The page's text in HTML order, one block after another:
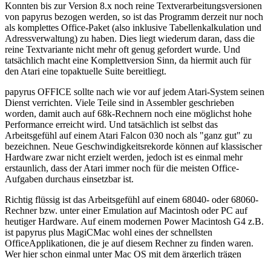
Konnten bis zur Version 8.x noch reine Textverarbeitungsversionen
von papyrus bezogen werden, so ist das Programm derzeit nur noch
als komplettes Office-Paket (also inklusive Tabellenkalkulation und
Adressverwaltung) zu haben. Dies liegt wiederum daran, dass die
reine Textvariante nicht mehr oft genug gefordert wurde. Und
tatsächlich macht eine Komplettversion Sinn, da hiermit auch für
den Atari eine topaktuelle Suite bereitliegt.
papyrus OFFICE sollte nach wie vor auf jedem Atari-System seinen
Dienst verrichten. Viele Teile sind in Assembler geschrieben
worden, damit auch auf 68k-Rechnern noch eine möglichst hohe
Performance erreicht wird. Und tatsächlich ist selbst das
Arbeitsgefühl auf einem Atari Falcon 030 noch als "ganz gut" zu
bezeichnen. Neue Geschwindigkeitsrekorde können auf klassischer
Hardware zwar nicht erzielt werden, jedoch ist es einmal mehr
erstaunlich, dass der Atari immer noch für die meisten Office-
Aufgaben durchaus einsetzbar ist.
Richtig flüssig ist das Arbeitsgefühl auf einem 68040- oder 68060-
Rechner bzw. unter einer Emulation auf Macintosh oder PC auf
heutiger Hardware. Auf einem modernen Power Macintosh G4 z.B.
ist papyrus plus MagiCMac wohl eines der schnellsten
OfficeApplikationen, die je auf diesem Rechner zu finden waren.
Wer hier schon einmal unter Mac OS mit dem ärgerlich trägen